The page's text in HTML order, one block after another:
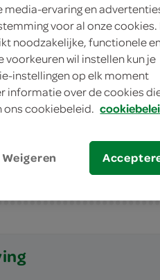
zijn niet zichtbaar bij
media-ervaring en
voor al onze cookies.
noodzakelijke, functionele
wil instellen kun je
instellingen op elk moment
informatie over de cookies
ons cookiebeleid.
Weigeren